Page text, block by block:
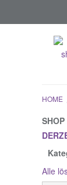
HOME
Alle